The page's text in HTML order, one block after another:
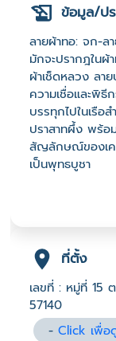
ข้อมูล/ป
ลายผ้าทอ: จก-ล
มักจะปรากฎในผ้
ผ้าเช็ดหลวง ลา
ความเชื่อและพิ
บรรทุกไปในเรือส
ปราสาทผึ้ง พร้
สัญลักษณ์ของเค
เป็นพุทธบูชา
ที่ตั้ง
เลขที่ : หมู่ที่ 15
57140
-Click เพื่อ